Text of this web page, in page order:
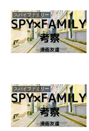
スパイファミリー
スパイファミリー